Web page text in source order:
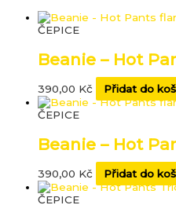
ČEPICE
Beanie – Hot
390,00 Kč Přidat do
ČEPICE
Beanie – Hot
390,00 Kč Přidat do
ČEPICE